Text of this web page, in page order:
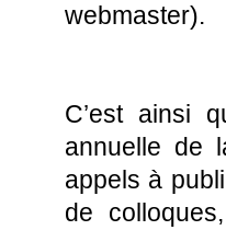
webmaster).
C’est ainsi
annuelle de
appels à
de